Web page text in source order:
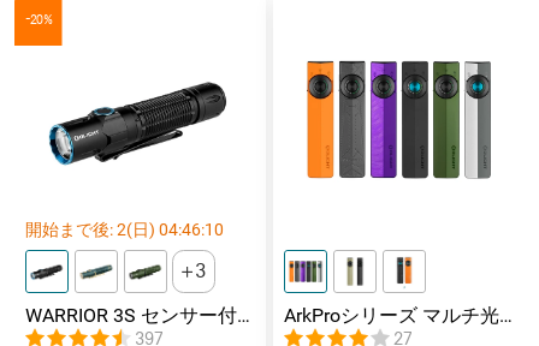
-20%
開始まで後:2(日) 04:46:10
3
WARRIOR 3S センサー付
きタクティカルライト マ
397
ArkProシリーズ マルチ光
源薄型フラッシュライト
27